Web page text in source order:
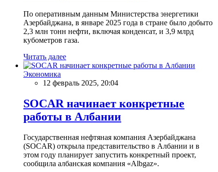
По оперативным данным Министерства энергетики
Азербайджана, в январе 2025 года в стране было добыто
2,3 млн тонн нефти, включая конденсат, и 3,9 млрд
кубометров газа.
Читать далее
Экономика
12 февраль 2025, 20:04
SOCAR начинает конкретные
работы в Албании
Государственная нефтяная компания Азербайджана
(SOCAR) открыла представительство в Албании и в
этом году планирует запустить конкретный проект,
сообщила албанская компания «Albgaz».